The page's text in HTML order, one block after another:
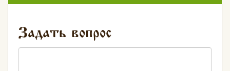
Задать вопрос